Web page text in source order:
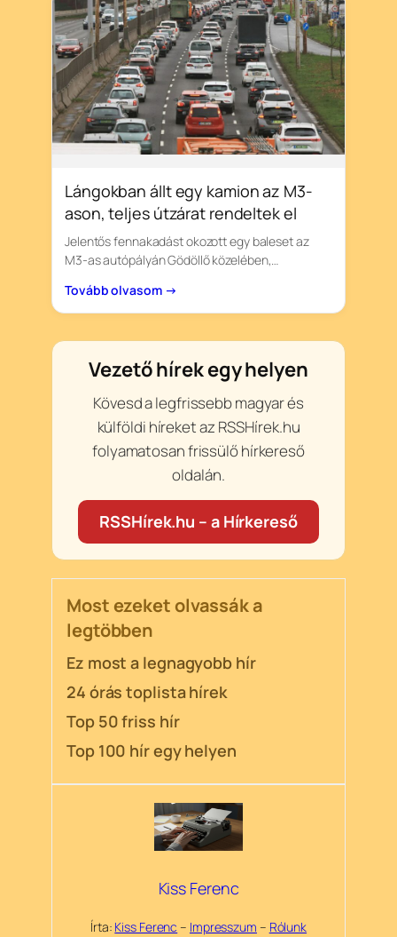
Lángokban állt egy kamion az M3-
ason, teljes útzárat rendeltek el
Jelentős fennakadást okozott egy baleset az
M3-as autópályán Gödöllő közelében,…
Tovább olvasom →
Vezető hírek egy helyen
Kövesd a legfrissebb magyar és
külföldi híreket az RSSHírek.hu
folyamatosan frissülő hírkereső
oldalán.
RSSHírek.hu – a Hírkereső
Most ezeket olvassák a
legtöbben
Ez most a legnagyobb hír
24 órás toplista hírek
Top 50 friss hír
Top 100 hír egy helyen
Kiss Ferenc
Írta: Kiss Ferenc – Impresszum – Rólunk